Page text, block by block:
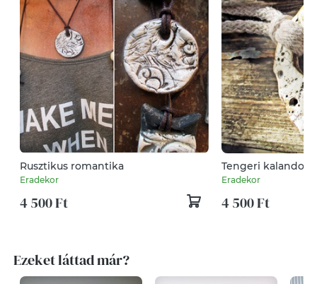
Rusztikus romantika
Eradekor
4 500 Ft
Tengeri kalandok.
Eradekor
4 500 Ft
Ezeket láttad már?